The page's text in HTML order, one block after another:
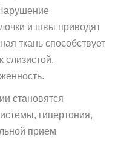
и швы приводят
ткань способствует
слизистой.
становятся
гипертония,
прием